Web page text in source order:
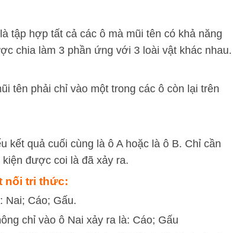
tập hợp tất cả các ô mà mũi tên có khả năng
chia làm 3 phần ứng với 3 loài vật khác nhau.
tên phải chỉ vào một trong các ô còn lại trên
kết quả cuối cùng là ô A hoặc là ô B. Chỉ cần
được coi là đã xảy ra.
nối tri thức:
Nai; Cáo; Gấu.
chỉ vào ô Nai xảy ra là: Cáo; Gấu